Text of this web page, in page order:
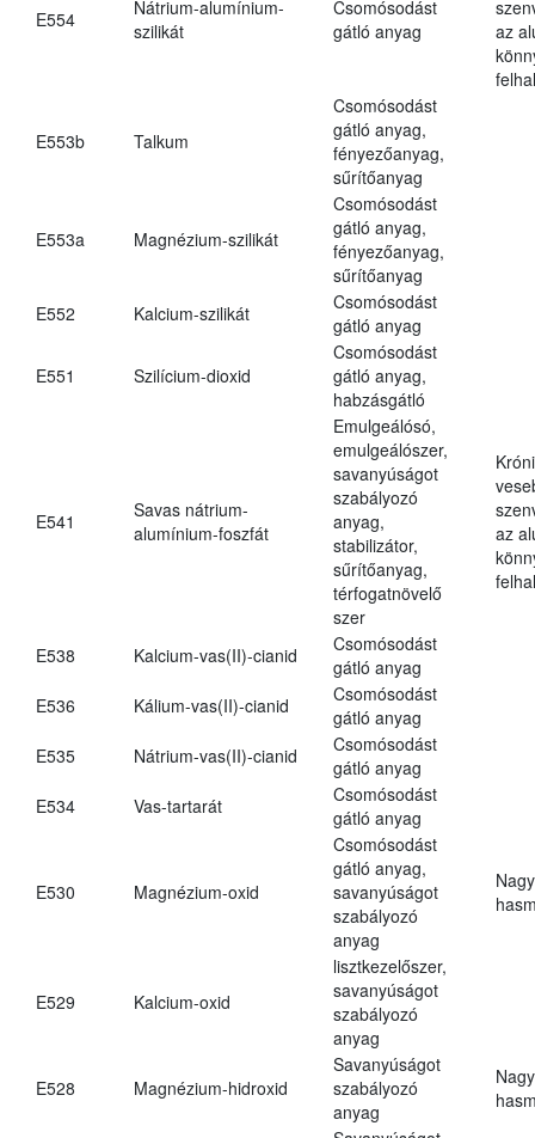
E554
Nátrium-alumínium-
szilikát
Csomósodást
gátló anyag
az
E553b Talkum
Csomósodást
gátló anyag,
fényezőanyag,
sűrítőanyag
E553a Magnézium-szilikát
Csomósodást
gátló anyag,
fényezőanyag,
sűrítőanyag
E552
Kalcium-szilikát
Csomósodást
gátló anyag
E551 Szilícium-dioxid
Csomósodást
gátló anyag,
habzásgátló
E541
Savas nátrium-
alumínium-foszfát
Emulgeálósó,
emulgeálószer,
savanyúságot
szabályozó
anyag,
stabilizátor,
sűrítőanyag,
térfogatnövelő
szer
az
E538 Kalcium-vas(II)-cianid
Csomósodást
gátló anyag
E536
Kálium-vas(II)-cianid
Csomósodást
gátló anyag
E535
Nátrium-vas(II)-cianid
Csomósodást
gátló anyag
E534
Vas-tartarát
Csomósodást
gátló anyag
E530 Magnézium-oxid
Csomósodást
gátló anyag,
savanyúságot
szabályozó
anyag
E529 Kalcium-oxid
lisztkezelőszer,
savanyúságot
szabályozó
anyag
E528 Magnézium-hidroxid
Savanyúságot
szabályozó
anyag